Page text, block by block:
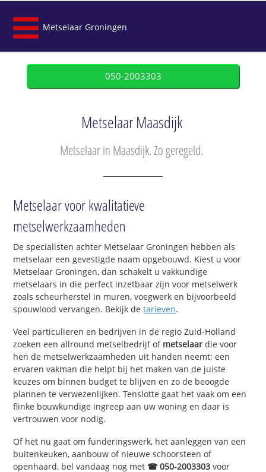
Metselaar Groningen
050-2003303
Metselaar Maasdijk
Metselaar in Maasdijk. Zo geregeld.
Metselaar voor kwalitatieve
metselwerkzaamheden
De specialisten achter Metselaar Groningen hebben als
metselaar een gevestigde naam opgebouwd. Kiest u voor
Metselaar Groningen, dan schakelt u vakkundige
metselaars in die perfect inzetbaar zijn voor metselwerk
zoals scheurherstel in muren, voegwerk en bijvoorbeeld
spouwlood vervangen. Bekijk detarieven.
Veel particulieren en bedrijven in de regio Zuid-Holland
zoeken een allround metselbedrijf of metselaar die voor
hen de metselwerkzaamheden uit handen neemt; een
ervaren vakman die helpt bij het maken van de juiste
keuzes om binnen budget te blijven en zo de beoogde
plannen te verwezenlijken. Tenslotte gaat het vaak om een
flinke bouwkundige ingreep aan uw woning en daar is
vertrouwen voor nodig.
Of het nu gaat om funderingswerk, het aanleggen van een
buitenkeuken, aanbouw of nieuwe schoorsteen of
openhaard, bel vandaag nog met ☎ 050-2003303 voor